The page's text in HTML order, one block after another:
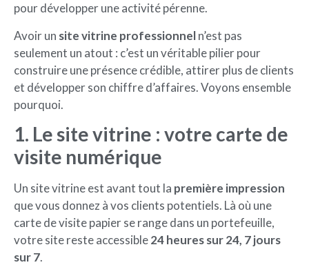
pour développer une activité pérenne.
Avoir un site vitrine professionneln’est pas
seulement un atout : c’est un véritable pilier pour
construire une présence crédible, attirer plus de clients
et développer son chiffre d’affaires. Voyons ensemble
pourquoi.
1. Le site vitrine : votre carte de
visite numérique
Un site vitrine est avant tout la première impression
que vous donnez à vos clients potentiels. Là où une
carte de visite papier se range dans un portefeuille,
votre site reste accessible24 heures sur 24, 7 jours
sur 7.